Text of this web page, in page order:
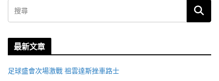
最新文章
足球盛會次場激戰 祖雲達斯挫車路士